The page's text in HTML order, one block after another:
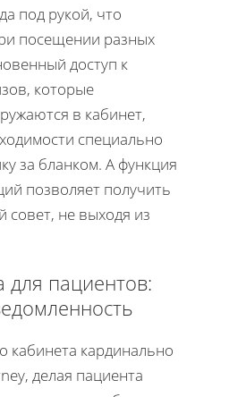
под рукой, что
посещении разных
доступ к
которые
в кабинет,
специально
за бланком. А функция
позволяет получить
совет, не выходя из
пациентов:
кабинета кардинально
делая пациента